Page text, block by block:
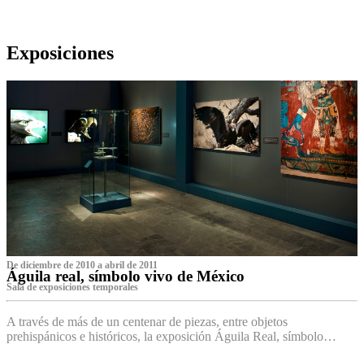
Exposiciones
De diciembre de 2010 a abril de 2011
Águila real, símbolo vivo de México
Sala de exposiciones temporales
A través de más de un centenar de piezas, entre objetos
prehispánicos e históricos, la exposición Águila Real, símbolo…